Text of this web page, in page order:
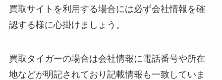
買取サイトを利用する場合には必ず会社情報を確
認する様に心掛けましょう。
買取タイガーの場合は会社情報に電話番号や所在
地などが明記されており記載情報も一致していま